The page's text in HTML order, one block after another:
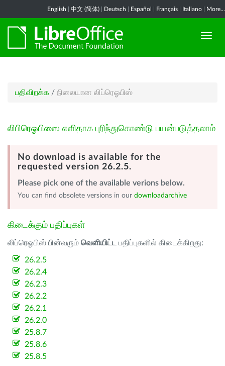
English 中文 (简体) Deutsch Español Français Italiano More...
பதிவிறக்க / நிலையான லிப்ரெஓபிஸ்
லிபிரெஓபிஸை எளிதாக புரிந்துகொண்டு பயன்படுத்தலாம்
No download is available for the
requested version 26.2.5.
Please pick one of the available verions below.
You can find obsolete versions in our downloadarchive
கிடைக்கும் பதிப்புகள்
லிப்ரெஓபிஸ் பின்வரும் வெளியிட்ட பதிப்புகளில் கிடைக்கிறது:
26.2.5
26.2.4
26.2.3
26.2.2
26.2.1
26.2.0
25.8.7
25.8.6
25.8.5